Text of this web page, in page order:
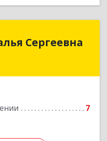
Сергеевна
7